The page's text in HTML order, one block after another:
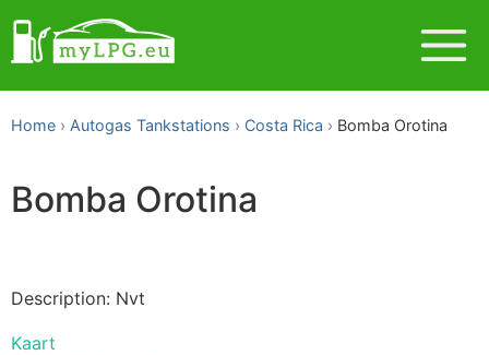
Home Autogas Tankstations Costa Rica Bomba Orotina
Bomba Orotina
Description: Nvt
Kaart